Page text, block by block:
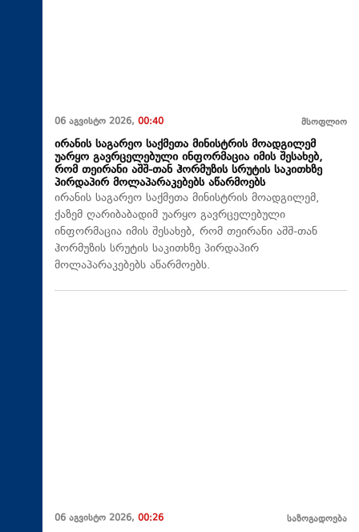
06 აგვისტო 2026, 00:40 მსოფლიო
ირანის საგარეო საქმეთა მინისტრის მოადგილემ
უარყო გავრცელებული ინფორმაცია იმის შესახებ,
რომ თეირანი აშშ-თან ჰორმუზის სრუტის საკითხზე
პირდაპირ მოლაპარაკებებს აწარმოებს
ირანის საგარეო საქმეთა მინისტრის მოადგილემ,
ქაზემ ღარიბაბადიმ უარყო გავრცელებული
ინფორმაცია იმის შესახებ, რომ თეირანი აშშ-თან
ჰორმუზის სრუტის საკითხზე პირდაპირ
მოლაპარაკებებს აწარმოებს.
06 აგვისტო 2026, 00:26 საზოგადოება